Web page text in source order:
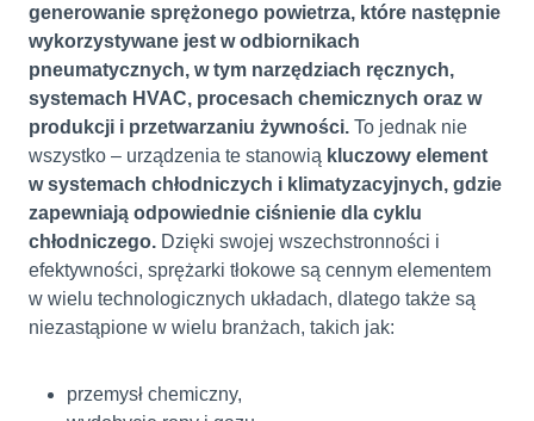
generowanie sprężonego powietrza, które następnie
wykorzystywane jest w odbiornikach
pneumatycznych, w tym narzędziach ręcznych,
systemach HVAC, procesach chemicznych oraz w
produkcji i przetwarzaniu żywności. To jednak nie
wszystko – urządzenia te stanowią kluczowy element
w systemach chłodniczych i klimatyzacyjnych, gdzie
zapewniają odpowiednie ciśnienie dla cyklu
chłodniczego. Dzięki swojej wszechstronności i
efektywności, sprężarki tłokowe są cennym elementem
w wielu technologicznych układach, dlatego także są
niezastąpione w wielu branżach, takich jak:
przemysł chemiczny,